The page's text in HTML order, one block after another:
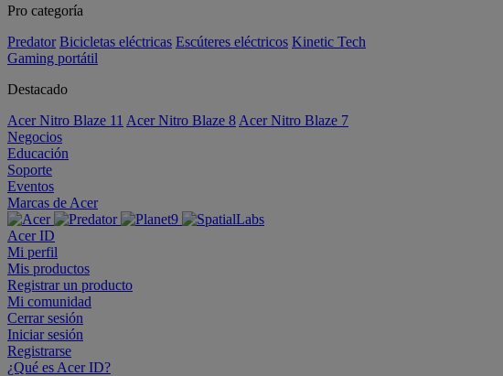
Pro categoría
Predator Bicicletas eléctricas Escúteres eléctricos Kinetic Tech
Gaming portátil
Destacado
Acer Nitro Blaze 11 Acer Nitro Blaze 8 Acer Nitro Blaze 7
Negocios
Educación
Soporte
Eventos
Marcas de Acer
Acer ID
Mi perfil
Mis productos
Registrar un producto
Mi comunidad
Cerrar sesión
Iniciar sesión
Registrarse
¿Qué es Acer ID?